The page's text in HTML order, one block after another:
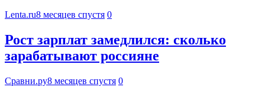
Lenta.ru8 месяцев спустя 0
Рост зарплат замедлился: сколько
зарабатывают россияне
Сравни.ру8 месяцев спустя 0